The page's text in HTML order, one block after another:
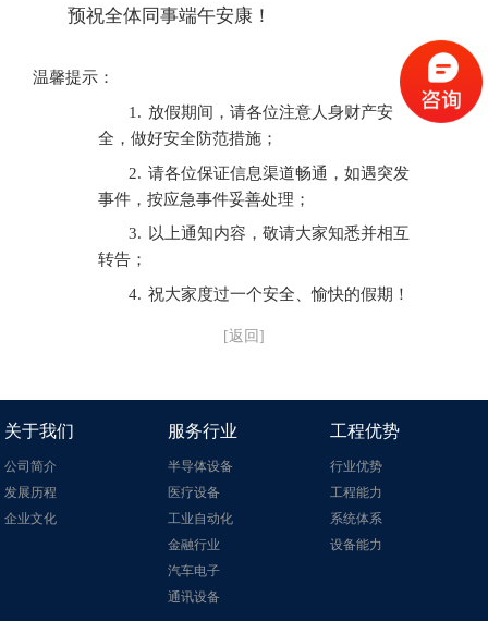
预祝全体同事端午安康！
温馨提示：
1. 放假期间，请各位注意人身财产安
全，做好安全防范措施；
2. 请各位保证信息渠道畅通，如遇突发
事件，按应急事件妥善处理；
3. 以上通知内容，敬请大家知悉并相互
转告；
4. 祝大家度过一个安全、愉快的假期！
[返回]
关于我们
公司简介
发展历程
企业文化
服务行业
半导体设备
医疗设备
工业自动化
金融行业
汽车电子
通讯设备
工程优势
行业优势
工程能力
系统体系
设备能力